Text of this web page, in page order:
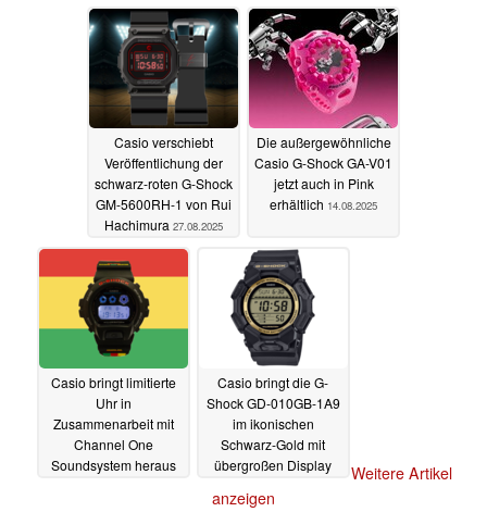
25.09.2025
Casio verschiebt
Veröffentlichung der
schwarz-roten G-Shock
GM-5600RH-1 von Rui
Hachimura 27.08.2025
Die außergewöhnliche
Casio G-Shock GA-V01
jetzt auch in Pink
erhältlich 14.08.2025
Casio bringt limitierte
Uhr in
Zusammenarbeit mit
Channel One
Soundsystem heraus
Casio bringt die G-
Shock GD-010GB-1A9
im ikonischen
Schwarz-Gold mit
übergroßen Display
Weitere Artikel
anzeigen